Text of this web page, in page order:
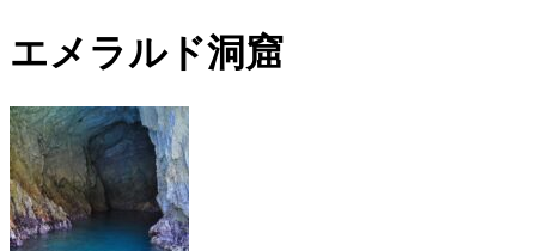
エメラルド洞窟